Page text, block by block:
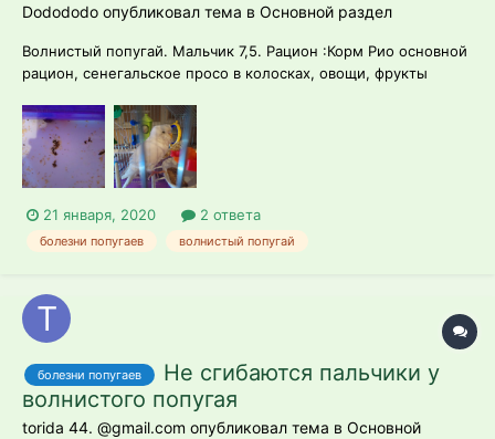
Dodododo опубликовал тема в Основной раздел
Волнистый попугай. Мальчик 7,5. Рацион :Корм Рио основной
рацион, сенегальское просо в колосках, овощи, фрукты
гравий, кальций. Попугай находится в комнате, других
домашних животных нет, включаем увлажнитель воздуха.
Неделю назад попугай нач...
21 января, 2020 2 ответа
болезни попугаев волнистый попугай
болезни попугаев
Не сгибаются пальчики у
волнистого попугая
torida 44. @gmail.com опубликовал тема в Основной